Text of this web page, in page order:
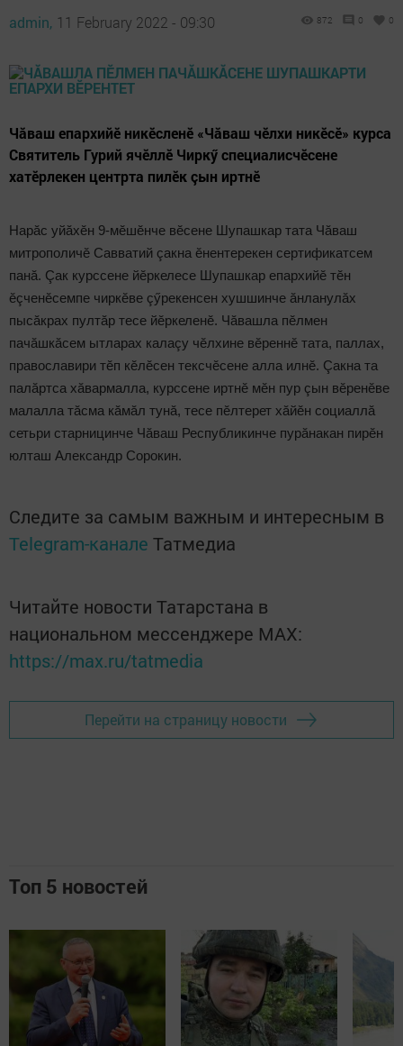
admin, 11 February 2022 - 09:30 872 0 0
Чăваш епархийӗ никӗсленӗ «Чăваш чӗлхи никӗсӗ» курса
Святитель Гурий ячӗллӗ Чиркӳ специалисчӗсене
хатӗрлекен центрта пилӗк çын иртнӗ
Нарăс уйăхӗн 9-мӗшӗнче вӗсене Шупашкар тата Чăваш
митрополичӗ Савватий çакна ӗнентерекен сертификатсем
панă. Çак курссене йӗркелесе Шупашкар епархийӗ тӗн
ӗçченӗсемпе чиркӗве çӳрекенсен хушшинче ăнланулăх
пысăкрах пултăр тесе йӗркеленӗ. Чăвашла пӗлмен
пачăшкăсем ытларах калаçу чӗлхине вӗреннӗ тата, паллах,
православири тӗп кӗлӗсен тексчӗсене алла илнӗ. Çакна та
палăртса хăвармалла, курссене иртнӗ мӗн пур çын вӗренӗве
малалла тăсма кăмăл тунă, тесе пӗлтерет хăйӗн социаллă
сетьри старницинче Чăваш Республикинче пурăнакан пирӗн
юлташ Александр Сорокин.
Следите за самым важным и интересным в
Telegram-канале Татмедиа
Читайте новости Татарстана в
национальном мессенджере MАХ:
https://max.ru/tatmedia
Перейти на страницу новости
Топ 5 новостей